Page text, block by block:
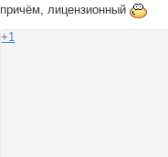
причём, лицензионный
+1